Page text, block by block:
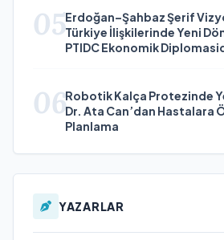
05Erdoğan–Şahbaz Şerif
Türkiye İlişkilerinde Yeni
PTIDC Ekonomik
06Robotik Kalça Protezinde
Dr. Ata Can’dan Hastalara
Planlama
YAZARLAR